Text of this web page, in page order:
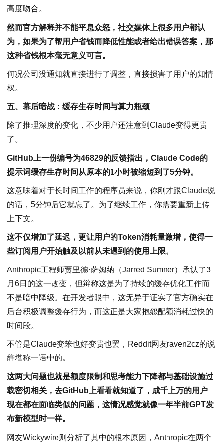
高度吻合。
然而官方解释并不能平息众怒，社交媒体上很多用户都认
为，如果为了帮用户省钱而降低性能或者给出错误答案，那
这种省钱根本毫无意义可言。
何况公司没通知就直接进行了调整，直接损害了用户的知情
权。
五、幕后暗战：缓存生存时间与算力瓶颈
除了推理深度的变化，不少用户还注意到Claude变得更贵
了。
GitHub上一份编号为46829的反馈指出，Claude Code的
提示词缓存生存时间从原本的1小时被缩短到了5分钟。
这意味着对于长时间工作的程序员来说，你刚才跟Claude说
的话，5分钟后它就忘了。为了继续工作，你需要重新上传
上下文。
这不仅增加了延迟，更让用户的Token消耗量激增，使得一
些订阅用户开始触及以前从未遇到的使用上限。
Anthropic工程师贾里德·萨姆纳（Jarred Sumner）承认了3
月6日的这一改变，但辩称这是为了持续的缓存优化工作而
不是暗中降级。在开发者眼中，这无异于证实了官方确实在
后台积极调整缓存行为，而这正是大家抱怨配额消耗过快的
时间段。
不管是Claude变笨也好变贵也罢，Reddit网友raven2cz的说
辞堪称一语中的。
这两大问题也就是额度限制和思考能力下降都与基础设施过
载密切相关，去GitHub上看看就知道了，成千上万的用户
现在都在面临类似的问题，这情况感觉就像一年半前GPT发
布新模型时一样。
网友Wickywire则分析了其中的根本原因，Anthropic在两个